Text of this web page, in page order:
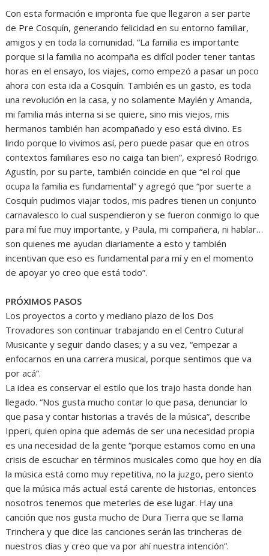
Con esta formación e impronta fue que llegaron a ser parte
de Pre Cosquín, generando felicidad en su entorno familiar,
amigos y en toda la comunidad. “La familia es importante
porque si la familia no acompaña es difícil poder tener tantas
horas en el ensayo, los viajes, como empezó a pasar un poco
ahora con esta ida a Cosquín. También es un gasto, es toda
una revolución en la casa, y no solamente Maylén y Amanda,
mi familia más interna si se quiere, sino mis viejos, mis
hermanos también han acompañado y eso está divino. Es
lindo porque lo vivimos así, pero puede pasar que en otros
contextos familiares eso no caiga tan bien”, expresó Rodrigo.
Agustín, por su parte, también coincide en que “el rol que
ocupa la familia es fundamental” y agregó que “por suerte a
Cosquín pudimos viajar todos, mis padres tienen un conjunto
carnavalesco lo cual suspendieron y se fueron conmigo lo que
para mí fue muy importante, y Paula, mi compañera, ni hablar…
son quienes me ayudan diariamente a esto y también
incentivan que eso es fundamental para mí y en el momento
de apoyar yo creo que está todo”.
PRÓXIMOS PASOS
Los proyectos a corto y mediano plazo de los Dos
Trovadores son continuar trabajando en el Centro Cutural
Musicante y seguir dando clases; y a su vez, “empezar a
enfocarnos en una carrera musical, porque sentimos que va
por acá”.
La idea es conservar el estilo que los trajo hasta donde han
llegado. “Nos gusta mucho contar lo que pasa, denunciar lo
que pasa y contar historias a través de la música”, describe
Ipperi, quien opina que además de ser una necesidad propia
es una necesidad de la gente “porque estamos como en una
crisis de escuchar en términos musicales como que hoy en día
la música está como muy repetitiva, no la juzgo, pero siento
que la música más actual está carente de historias, entonces
nosotros tenemos que meterles de ese lugar. Hay una
canción que nos gusta mucho de Dura Tierra que se llama
Trinchera y que dice las canciones serán las trincheras de
nuestros días y creo que va por ahí nuestra intención”.